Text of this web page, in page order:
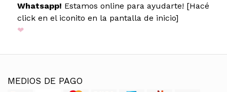
Whatsapp! Estamos online para ayudarte! [Hacé
click en el iconito en la pantalla de inicio]
❤
MEDIOS DE PAGO